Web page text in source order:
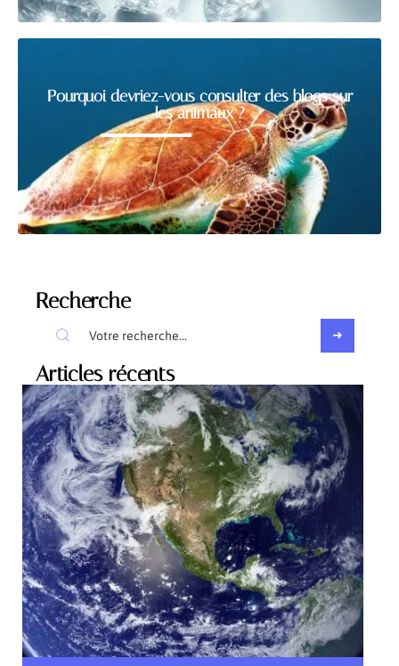
Pourquoi devriez-vous consulter des blogs sur
les animaux ?
Recherche
Articles récents